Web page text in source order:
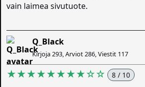
vain laimea sivutuote.
Q_Black
Kirjoja 293, Arviot 286, Viestit 117
★★★★★★★★☆☆ 8 / 10